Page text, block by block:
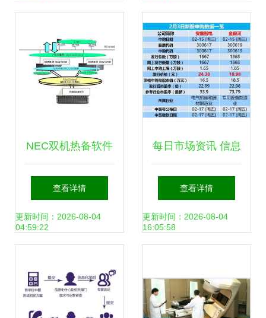
度融合
及信息系统运行维
护服务
NEC双机热备软件
在中国民航信息系
统中的应用与运维
查看详情
更新时间：2026-08-04
04:59:22
每日市场资讯 信息
系统运行维护服务
行业动态
查看详情
更新时间：2026-08-04
16:05:58